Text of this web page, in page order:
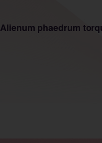
Alienum phaedrum